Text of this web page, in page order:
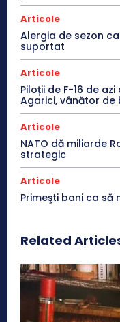
Articole
Alergia de sezon
suportat
Articole
Piloții de F-16 de
Agarici, vânător de
Articole
NATO dă miliarde
strategic
Articole
Primeşti bani ca să
Related